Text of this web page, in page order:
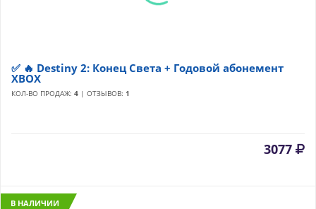
✅ 🔥 Destiny 2: Конец Света + Годовой абонемент
XBOX
КОЛ-ВО ПРОДАЖ: 4 | ОТЗЫВОВ: 1
3077
В НАЛИЧИИ